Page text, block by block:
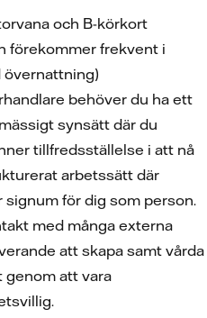
och B-körkort
förekommer frekvent i
övernattning)
behöver du ha ett
synsätt där du
tillfredsställelse i att nå
arbetssätt där
för dig som person.
med många externa
att skapa samt vårda
genom att vara